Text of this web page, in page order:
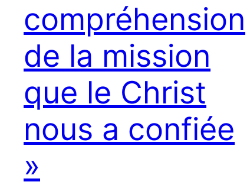
compréhension
de la mission
que le Christ
nous a confiée
»